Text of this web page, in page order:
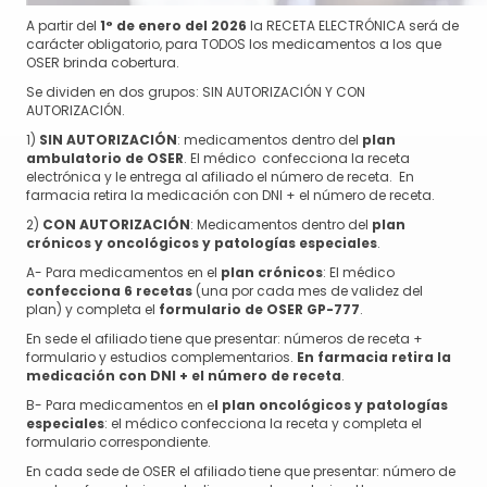
A partir del 1° de enero del 2026 la RECETA ELECTRÓNICA será de
carácter obligatorio, para TODOS los medicamentos a los que
OSER brinda cobertura.
Se dividen en dos grupos: SIN AUTORIZACIÓN Y CON
AUTORIZACIÓN.
1) SIN AUTORIZACIÓN: medicamentos dentro del plan
ambulatorio de OSER. El médico confecciona la receta
electrónica y le entrega al afiliado el número de receta. En
farmacia retira la medicación con DNI + el número de receta.
2) CON AUTORIZACIÓN: Medicamentos dentro del plan
crónicos y oncológicos y patologías especiales.
A- Para medicamentos en el plan crónicos: El médico
confecciona 6 recetas (una por cada mes de validez del
plan) y completa el formulario de OSER GP-777.
En sede el afiliado tiene que presentar: números de receta +
formulario y estudios complementarios. En farmacia retira la
medicación con DNI + el número de receta.
B- Para medicamentos en el plan oncológicos y patologías
especiales: el médico confecciona la receta y completa el
formulario correspondiente.
En cada sede de OSER el afiliado tiene que presentar: número de